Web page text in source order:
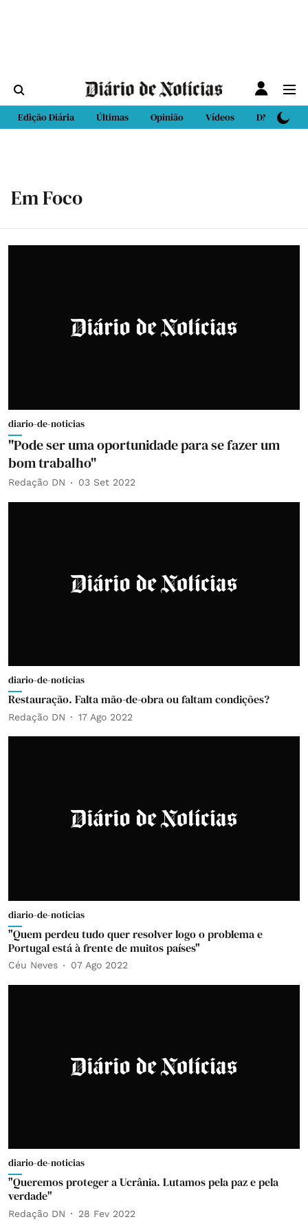
Edição Diária Últimas Opinião Vídeos DN Sport
Em Foco
diario-de-noticias
"Pode ser uma oportunidade para se fazer um
bom trabalho"
Redação DN 03 Set 2022
diario-de-noticias
Restauração. Falta mão-de-obra ou faltam condições?
Redação DN 17 Ago 2022
diario-de-noticias
"Quem perdeu tudo quer resolver logo o problema e
Portugal está à frente de muitos países"
Céu Neves 07 Ago 2022
diario-de-noticias
"Queremos proteger a Ucrânia. Lutamos pela paz e pela
verdade"
Redação DN 28 Fev 2022